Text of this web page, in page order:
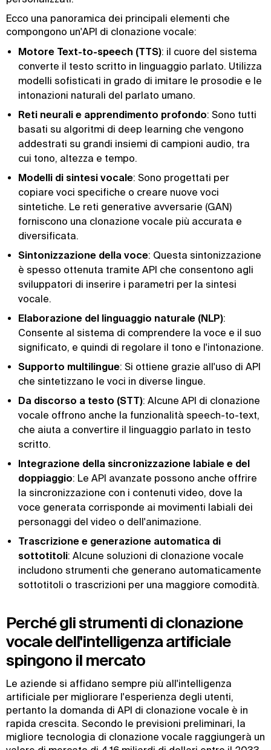
Ecco una panoramica dei principali elementi che
compongono un'API di clonazione vocale:
Motore Text-to-speech (TTS): il cuore del sistema
converte il testo scritto in linguaggio parlato. Utilizza
modelli sofisticati in grado di imitare le prosodie e le
intonazioni naturali del parlato umano.
Reti neurali e apprendimento profondo: Sono tutti
basati su algoritmi di deep learning che vengono
addestrati su grandi insiemi di campioni audio, tra
cui tono, altezza e tempo.
Modelli di sintesi vocale: Sono progettati per
copiare voci specifiche o creare nuove voci
sintetiche. Le reti generative avversarie (GAN)
forniscono una clonazione vocale più accurata e
diversificata.
Sintonizzazione della voce: Questa sintonizzazione
è spesso ottenuta tramite API che consentono agli
sviluppatori di inserire i parametri per la sintesi
vocale.
Elaborazione del linguaggio naturale (NLP):
Consente al sistema di comprendere la voce e il suo
significato, e quindi di regolare il tono e l'intonazione.
Supporto multilingue: Si ottiene grazie all'uso di API
che sintetizzano le voci in diverse lingue.
Da discorso a testo (STT): Alcune API di clonazione
vocale offrono anche la funzionalità speech-to-text,
che aiuta a convertire il linguaggio parlato in testo
scritto.
Integrazione della sincronizzazione labiale e del
doppiaggio: Le API avanzate possono anche offrire
la sincronizzazione con i contenuti video, dove la
voce generata corrisponde ai movimenti labiali dei
personaggi del video o dell'animazione.
Trascrizione e generazione automatica di
sottotitoli: Alcune soluzioni di clonazione vocale
includono strumenti che generano automaticamente
sottotitoli o trascrizioni per una maggiore comodità.
Perché gli strumenti di clonazione
vocale dell'intelligenza artificiale
spingono il mercato
Le aziende si affidano sempre più all'intelligenza
artificiale per migliorare l'esperienza degli utenti,
pertanto la domanda di API di clonazione vocale è in
rapida crescita. Secondo le previsioni preliminari, la
migliore tecnologia di clonazione vocale raggiungerà un